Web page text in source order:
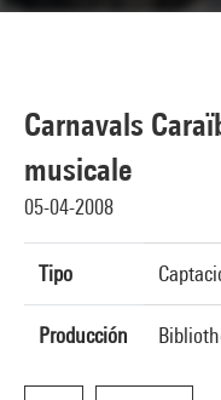
Carnavals
musicale
05-04-2008
Tipo
Producción